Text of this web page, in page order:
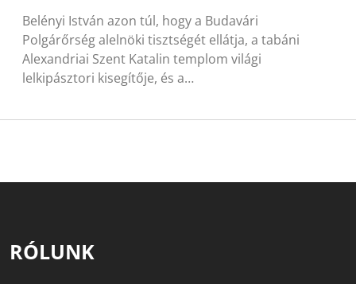
Belényi István azon túl, hogy a Budavári
Polgárőrség alelnöki tisztségét ellátja, a tabáni
Alexandriai Szent Katalin templom világi
lelkipásztori kisegítője, és a…
RÓLUNK